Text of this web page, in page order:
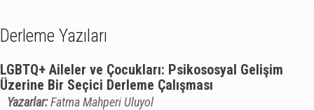
Derleme Yazıları
LGBTQ+ Aileler ve Çocukları: Psikososyal Gelişim
Üzerine Bir Seçici Derleme Çalışması
Yazarlar:Fatma Mahperi Uluyol